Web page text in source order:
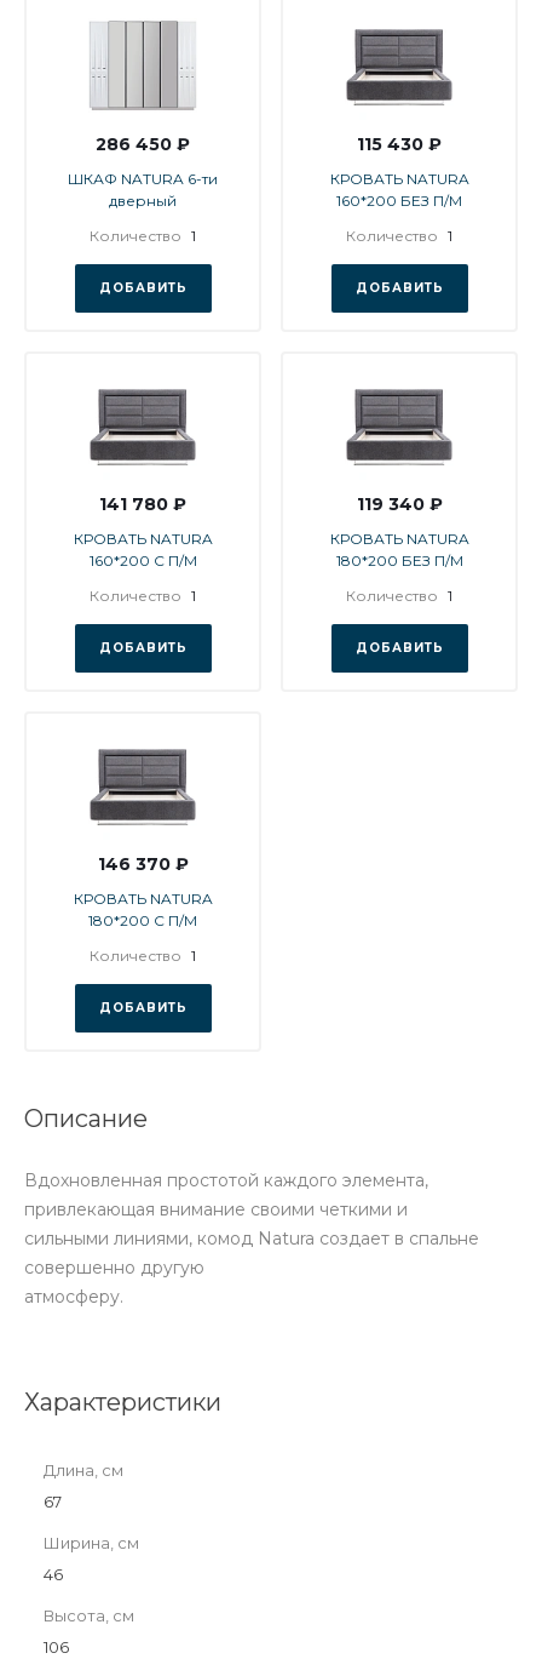
286 450 ₽
ШКАФ NATURA 6-ти
дверный
Количество 1
ДОБАВИТЬ
115 430 ₽
КРОВАТЬ NATURA
160*200 БЕЗ П/М
Количество 1
ДОБАВИТЬ
141 780 ₽
КРОВАТЬ NATURA
160*200 С П/М
Количество 1
ДОБАВИТЬ
119 340 ₽
КРОВАТЬ NATURA
180*200 БЕЗ П/М
Количество 1
ДОБАВИТЬ
146 370 ₽
КРОВАТЬ NATURA
180*200 С П/М
Количество 1
ДОБАВИТЬ
Описание
Вдохновленная простотой каждого элемента,
привлекающая внимание своими четкими и
сильными линиями, комод Natura создает в спальне
совершенно другую
атмосферу.
Характеристики
Длина, см
67
Ширина, см
46
Высота, см
106